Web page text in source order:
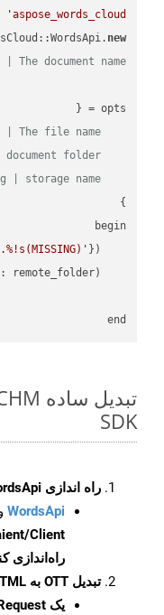
'aspose_words_cloud'
new
The document name.
    filename:
The file name.
    folder:
folder.
    storage_name:
| storage name.
end
SDK
راه اندازی WordsApi و CellsApi
WordsApi
راه‌اندازی
تبدیل OTT به HTML با WordsApi
یک